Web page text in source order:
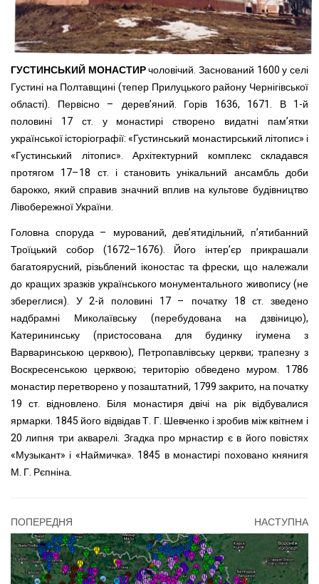
ГУСТИНСЬКИЙ МОНАСТИРчоловічий. Заснований 1600 у селі
Густині на Полтавщині (тепер Прилуцького району Чернігівської
області). Первісно – дерев’яний. Горів 1636, 1671. В 1-й
половині 17 ст. у монастирі створено видатні пам’ятки
української історіографії: «Густинський монастирський літопис» і
«Густинський літопис». Архітектурний комплекс складався
протягом 17–18 ст. і становить унікальний ансамбль доби
барокко, який справив значний вплив на культове будівництво
Лівобережної України.
Головна споруда – мурований, дев’ятидільний, п’ятибанний
Троїцький собор (1672–1676). Його інтер’єр прикрашали
багатоярусний, різьблений іконостас та фрески, що належали
до кращих зразків українського монументального живопису (не
збереглися). У 2-й половині 17 – початку 18 ст. зведено
надбрамні Миколаївську (перебудована на дзвіницю),
Катерининську (пристосована для будинку ігумена з
Варваринською церквою), Петропавлівську церкви; трапезну з
Воскресенською церквою; територію обведено муром. 1786
монастир перетворено у позаштатний, 1799 закрито, на початку
19 ст. відновлено. Біля монастиря двічі на рік відбувалися
ярмарки. 1845 його відвідав Т. Г. Шевченко і зробив між квітнем і
20 липня три акварелі. Згадка про мрнастир є в його повістях
«Музыкант» і «Наймичка». 1845 в монастирі поховано княнигя
М. Г. Рєпніна.
ПОПЕРЕДНЯ НАСТУПНА